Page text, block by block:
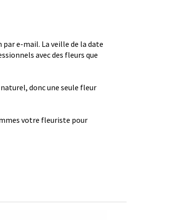
e-mail. La veille de la date
avec des fleurs que
donc une seule fleur
votre fleuriste pour